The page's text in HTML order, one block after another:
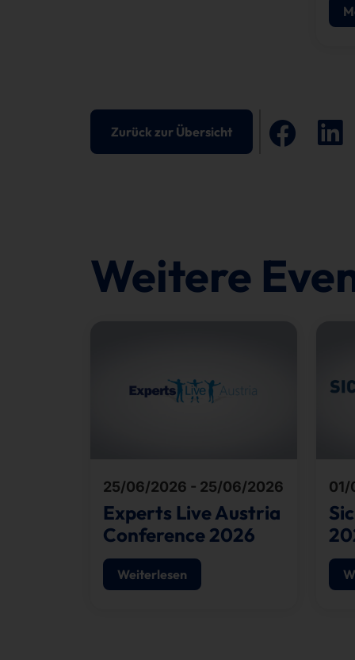
Zurück zur Übersicht
Weitere
25/06/2026 - 25/06/2026
Experts Live Austria
Conference 2026
Weiterlesen